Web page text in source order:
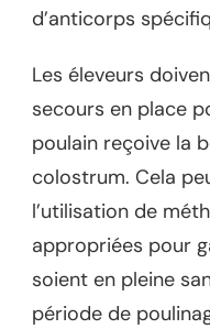
d’anticorps
Les éleveurs
secours en place
poulain reçoive la
colostrum. Cela
l’utilisation de
appropriées pour
soient en pleine
période de